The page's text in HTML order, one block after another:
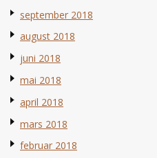
september 2018
august 2018
juni 2018
mai 2018
april 2018
mars 2018
februar 2018